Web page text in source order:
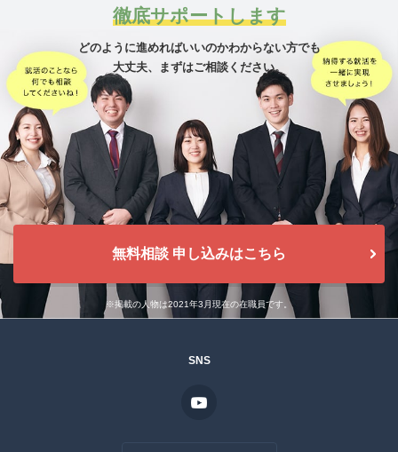
徹底サポートします
どのように進めればいいのかわからない方でも
大丈夫、
まずはご相談ください。
無料相談 申し込みはこちら
※掲載の人物は2021年3月現在の在職員です。
SNS